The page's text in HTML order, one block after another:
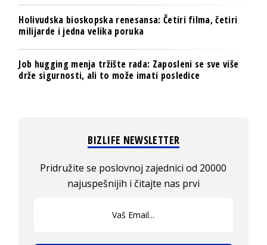
Holivudska bioskopska renesansa: Četiri filma, četiri
milijarde i jedna velika poruka
Job hugging menja tržište rada: Zaposleni se sve više
drže sigurnosti, ali to može imati posledice
BIZLIFE NEWSLETTER
Pridružite se poslovnoj zajednici od 20000
najuspešnijih i čitajte nas prvi